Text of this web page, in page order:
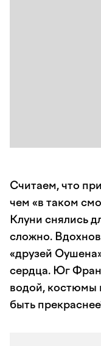
Считаем, что
чем «в таком
Клуни снялись
сложно.
«друзей
сердца. Юг
водой, костюмы
быть